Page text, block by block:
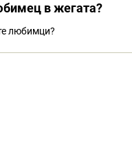
в жегата?
любимци?